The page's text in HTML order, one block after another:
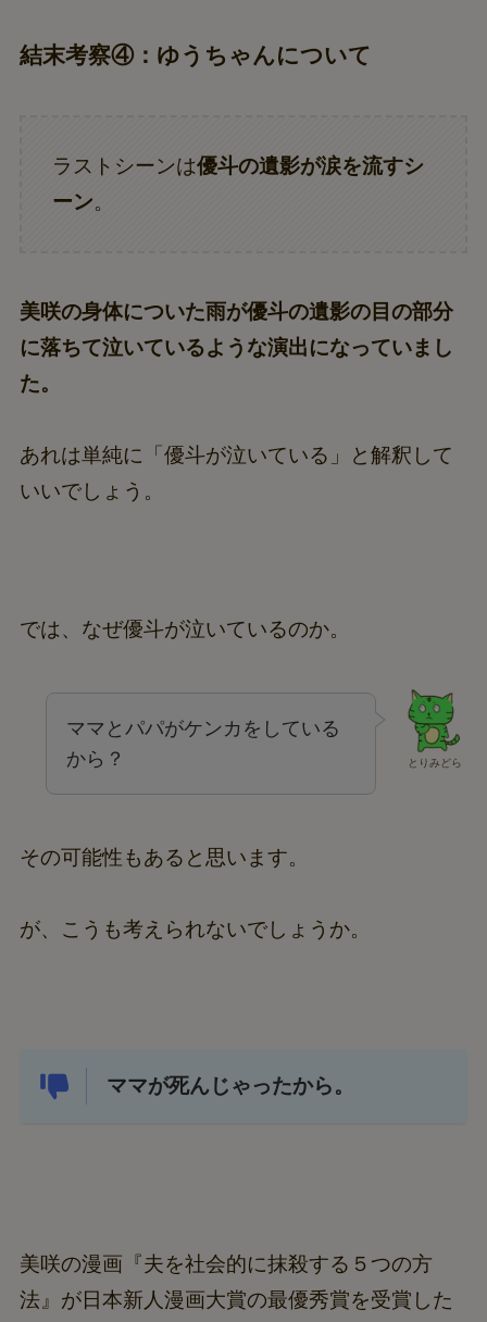
結末考察④：ゆうちゃんについて
ラストシーンは優斗の遺影が涙を流すシ
ーン。
美咲の身体についた雨が優斗の遺影の目の部分
に落ちて泣いているような演出になっていまし
た。
あれは単純に「優斗が泣いている」と解釈して
いいでしょう。
では、なぜ優斗が泣いているのか。
とりみどら
ママとパパがケンカをしている
から？
その可能性もあると思います。
が、こうも考えられないでしょうか。
ママが死んじゃったから。
美咲の漫画『夫を社会的に抹殺する５つの方
法』が日本新人漫画大賞の最優秀賞を受賞した